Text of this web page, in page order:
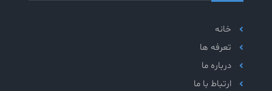
خانه
تعرفه ها
درباره ما
ارتباط با ما